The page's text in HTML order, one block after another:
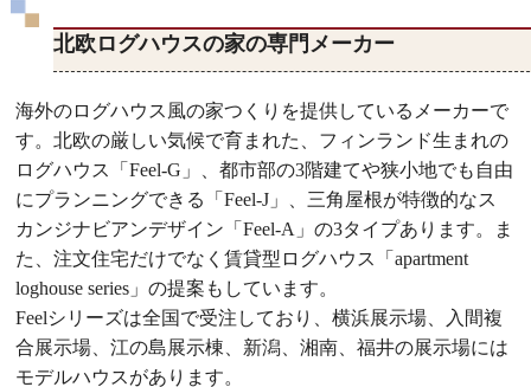
北欧ログハウスの家の専門メーカー
海外のログハウス風の家つくりを提供しているメーカーで
す。北欧の厳しい気候で育まれた、フィンランド生まれの
ログハウス「Feel-G」、都市部の3階建てや狭小地でも自由
にプランニングできる「Feel-J」、三角屋根が特徴的なス
カンジナビアンデザイン「Feel-A」の3タイプあります。ま
た、注文住宅だけでなく賃貸型ログハウス「apartment
loghouse series」の提案もしています。
Feelシリーズは全国で受注しており、横浜展示場、入間複
合展示場、江の島展示棟、新潟、湘南、福井の展示場には
モデルハウスがあります。